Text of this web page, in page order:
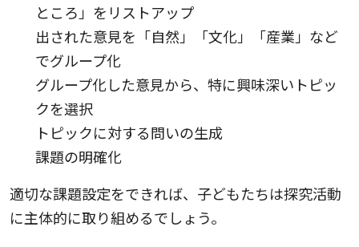
ところ」をリストアップ
出された意見を「自然」「文化」「産業」など
でグループ化
グループ化した意見から、特に興味深いトピッ
クを選択
トピックに対する問いの生成
課題の明確化
適切な課題設定をできれば、子どもたちは探究活動
に主体的に取り組めるでしょう。